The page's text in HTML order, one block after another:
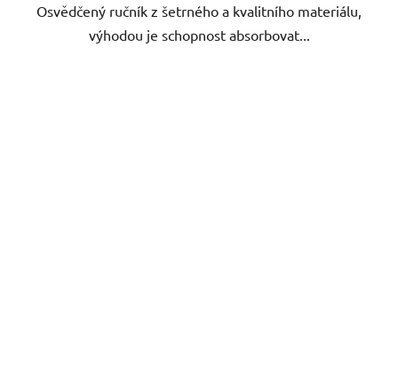
hvězdiček.
Osvědčený ručník z šetrného a kvalitního materiálu,
výhodou je schopnost absorbovat...